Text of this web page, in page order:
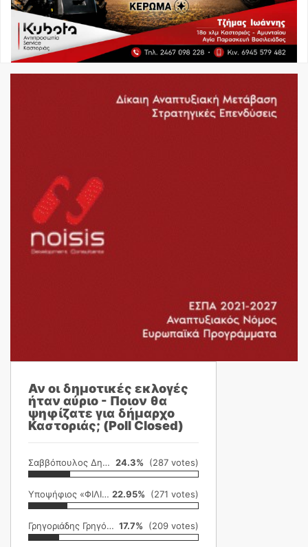
Αν οι δημοτικές εκλογές
ήταν αύριο - Ποιον θα
ψηφίζατε για δήμαρχο
Καστοριάς; (Poll Closed)
Σαββόπουλος Δημήτρης 24.3% (287 votes)
Υποψήφιος «ΦΙΛΙΚΗ ΕΤΑΙΡΕΙΑ» 22.95% (271 votes)
Γρηγοριάδης Γρηγόρης 17.7% (209 votes)